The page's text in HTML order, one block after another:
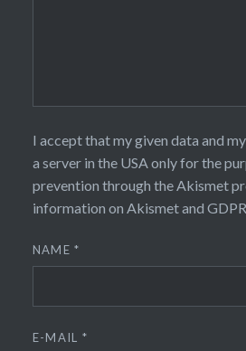
I accept that my given data and
a server in the USA only for the
prevention through theAkismet
information on Akismet and GDPR
NAME*
E-MAIL *